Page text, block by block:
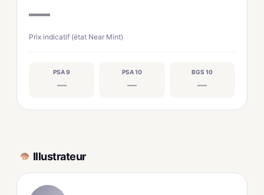
—
Prix indicatif (état Near Mint)
PSA 9
—
PSA 10
—
BGS 10
—
Illustrateur